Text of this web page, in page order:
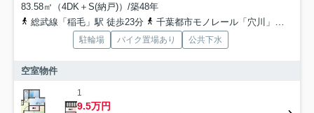
83.58㎡（4DK＋S(納戸)）/築48年
総武線「稲毛」駅 徒歩23分
千葉都市モノレール「穴川」駅 徒歩26分
駐輪場 バイク置場あり 公共下水
空室物件
1
9.5万円